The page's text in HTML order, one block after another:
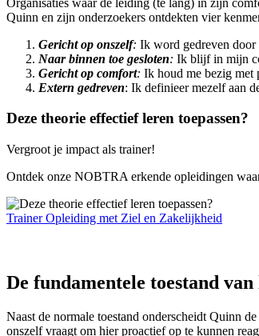
Quinn en zijn onderzoekers ontdekten vier
Gericht op onszelf: Ik word gedreven door
Naar binnen toe gesloten: Ik blijf in mijn
Gericht op comfort: Ik houd me bezig met
Extern gedreven: Ik definieer mezelf aan
Deze theorie effectief leren toepassen?
Vergroot je impact als trainer!
Ontdek onze NOBTRA erkende opleidingen
Trainer Opleiding met Ziel en Zakelijkheid
De fundamentele toestand
Naast de normale toestand onderscheidt Quinn de
onszelf vraagt om hier proactief op te kunnen